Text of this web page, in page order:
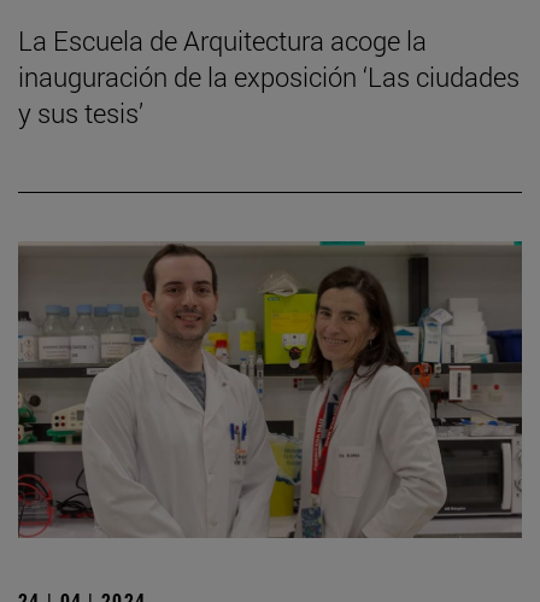
La Escuela de Arquitectura acoge la
inauguración de la exposición ‘Las ciudades
y sus tesis’